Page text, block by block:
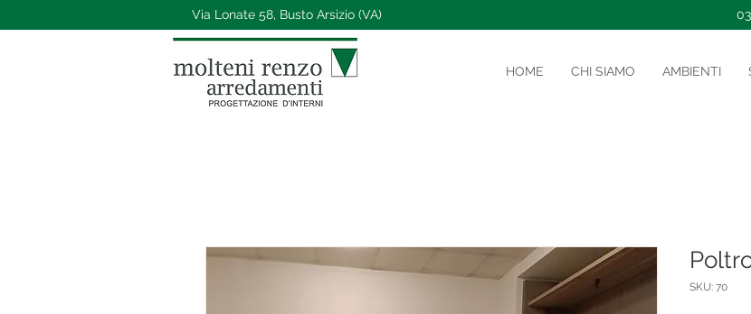
Via Lonate 58, Busto Arsizio (VA)
HOME CHI SIAMO AMBIENTI
SKU: 70